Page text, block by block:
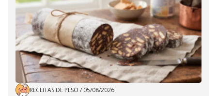
RECEITAS DE PESO / 05/08/2026